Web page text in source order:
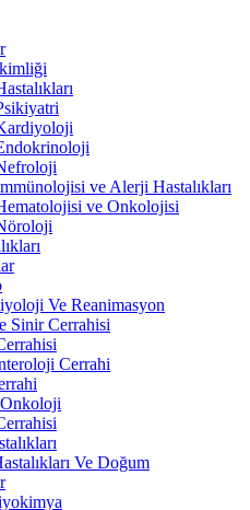
ve Alerji Hastalıkları
ve Onkolojisi
Ve Reanimasyon
Sinir Cerrahisi
Cerrahi
Ve Doğum